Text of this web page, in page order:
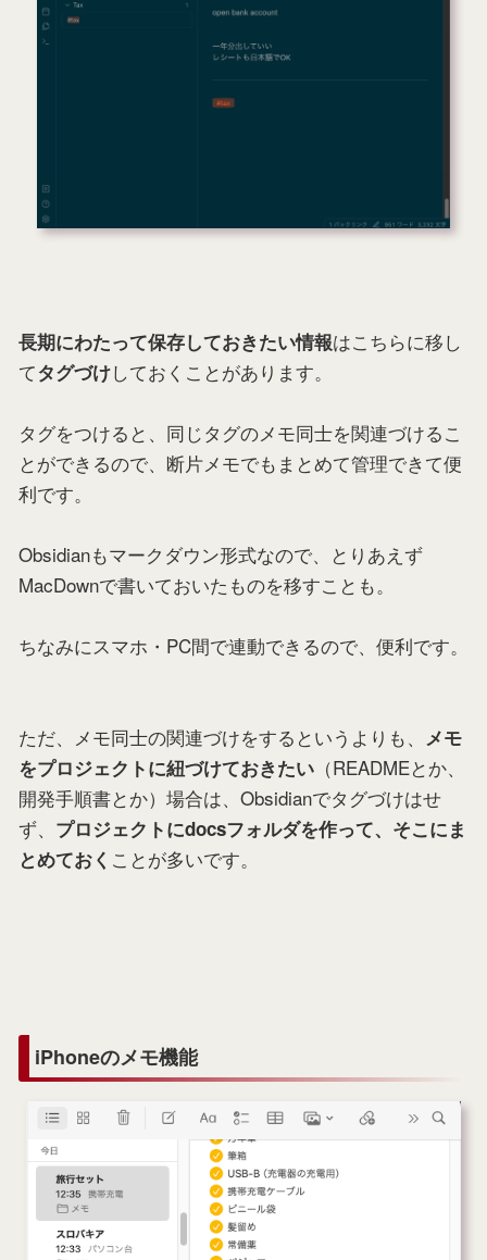
長期にわたって保存しておきたい情報はこちらに移し
てタグづけしておくことがあります。
タグをつけると、同じタグのメモ同士を関連づけるこ
とができるので、断片メモでもまとめて管理できて便
利です。
Obsidianもマークダウン形式なので、とりあえず
MacDownで書いておいたものを移すことも。
ちなみにスマホ・PC間で連動できるので、便利です。
ただ、メモ同士の関連づけをするというよりも、
メモ
をプロジェクトに紐づけておきたい （READMEとか、
開発手順書とか）場合は、Obsidianでタグづけはせ
ず、 プロジェクトにdocsフォルダを作って、そこにま
とめておく ことが多いです。
iPhoneのメモ機能